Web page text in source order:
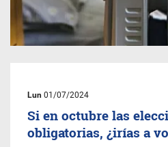
Lun 01/07/2024
Si en octubre las
obligatorias, ¿irías a